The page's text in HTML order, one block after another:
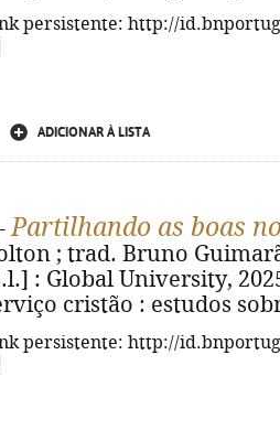
persistente: http://
ADICIONAR À LISTA
Partilhando as boas
; trad. Bruno
: Global University,
cristão : estudos
persistente: http://